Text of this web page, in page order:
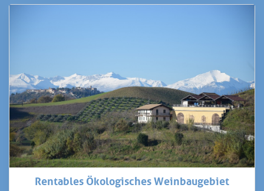
Rentables Ökologisches Weinbaugebiet